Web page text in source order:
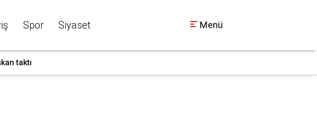
Spor Siyaset Menü
taktı